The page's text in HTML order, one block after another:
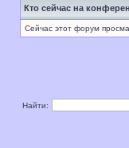
Кто сейчас на
Сейчас этот форум
Найти: